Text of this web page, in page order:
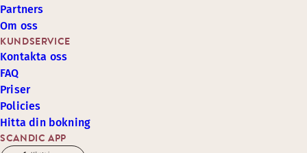
SCANDIC APP
KUNDSERVICE
Kontakta oss
FAQ
Priser
Policies
Hitta din bokning
Partners
Om oss